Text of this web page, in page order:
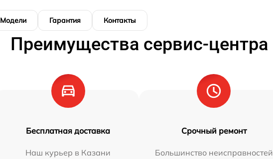
Модели Гарантия Контакты
Преимущества сервис-центра
Бесплатная доставка
Наш курьер в Казани
Срочный ремонт
Большинство неисправностей